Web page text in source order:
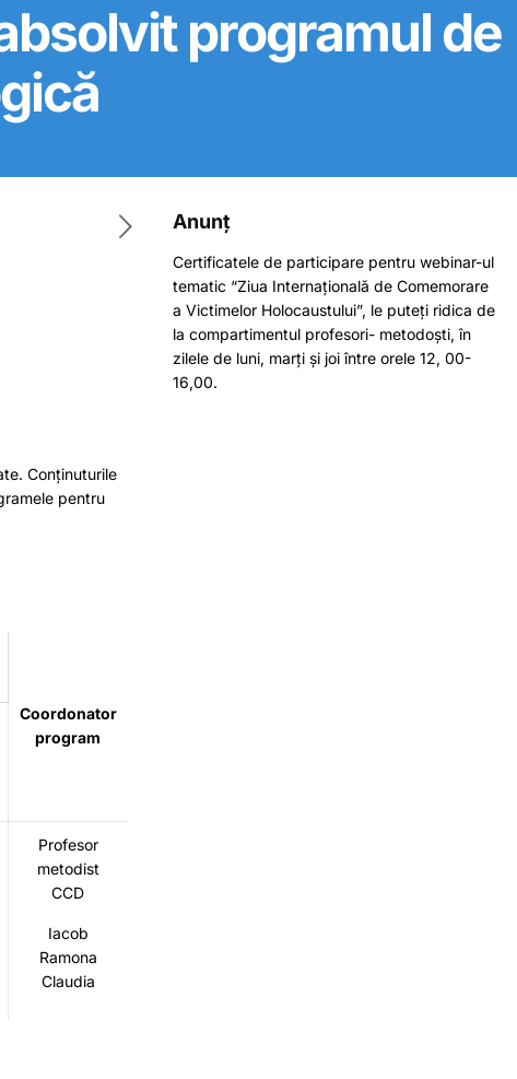
programul de
Conținuturile
pentru
Coordonator
program
Profesor
metodist
CCD
Iacob
Ramona
Claudia
Anunț
Certificatele de participare pentru webinar-ul
tematic “Ziua Internațională de Comemorare
a Victimelor Holocaustului”, le puteți ridica de
la compartimentul profesori- metodoști, în
zilele de luni, marți și joi între orele 12, 00-
16,00.